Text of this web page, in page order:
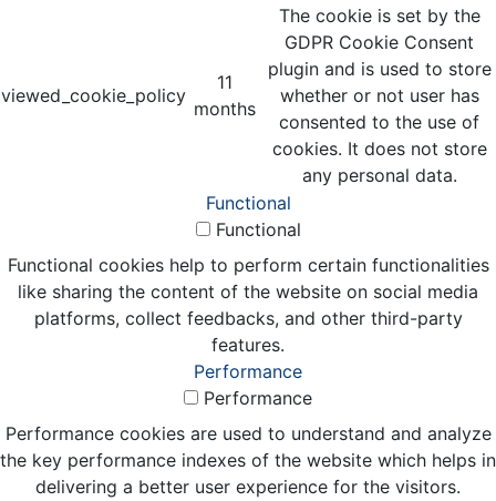
viewed_cookie_policy
11
months
The cookie is set by the
GDPR Cookie Consent
plugin and is used to store
whether or not user has
consented to the use of
cookies. It does not store
any personal data.
Functional
Functional
Functional cookies help to perform certain functionalities
like sharing the content of the website on social media
platforms, collect feedbacks, and other third-party
features.
Performance
Performance
Performance cookies are used to understand and analyze
the key performance indexes of the website which helps in
delivering a better user experience for the visitors.